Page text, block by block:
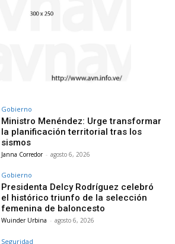
Gobierno
Ministro Menéndez: Urge transformar
la planificación territorial tras los
sismos
Janna Corredor - agosto 6, 2026
Gobierno
Presidenta Delcy Rodríguez celebró
el histórico triunfo de la selección
femenina de baloncesto
Wuinder Urbina - agosto 6, 2026
Seguridad